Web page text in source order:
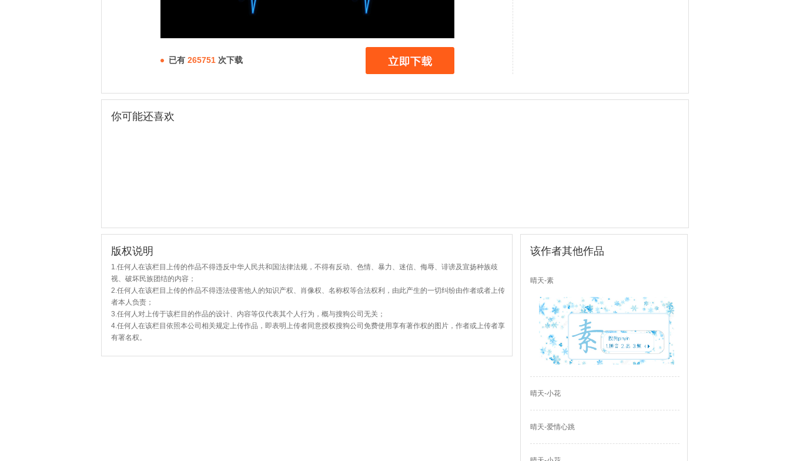
已有 265751 次下载
你可能还喜欢
版权说明
1.任何人在该栏目上传的作品不得违反中华人民共和国法律法规，不得有反动、色情、暴力、迷信、侮辱、诽谤及宣扬种族歧
视、破坏民族团结的内容；
2.任何人在该栏目上传的作品不得违法侵害他人的知识产权、肖像权、名称权等合法权利，由此产生的一切纠纷由作者或者上传
者本人负责；
3.任何人对上传于该栏目的作品的设计、内容等仅代表其个人行为，概与搜狗公司无关；
4.任何人在该栏目依照本公司相关规定上传作品，即表明上传者同意授权搜狗公司免费使用享有著作权的图片，作者或上传者享
有署名权。
该作者其他作品
晴天-素
晴天-小花
晴天-爱情心跳